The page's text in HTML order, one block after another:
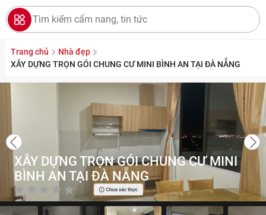
Trang chủ
Nhà đẹp
XÂY DỰNG TRỌN GÓI CHUNG CƯ MINI BÌNH AN TẠI ĐÀ NẴNG
XÂY DỰNG TRỌN GÓI CHUNG CƯ MINI
BÌNH AN TẠI ĐÀ NẴNG
NHÀ ĐẸP
TIN TỨC
LIÊN HỆ